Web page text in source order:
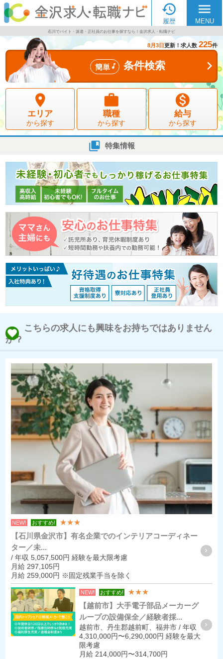

履歴
menu
MENU
石川でバイト・派遣・正社員のお仕事を探すなら！金沢求人・転職ナビ
8月3日更新！求人数 225件
簡単  条件検索 

エリア
から探す

職種
から探す

給与
から探す
 特集情報
こちらの求人にも興味をお持ちではありません
か？
NEW! おすすめ! ★★★
【石川県金沢市】有名企業でのインテリアコーディネー
ター／未...
/ 年収 5,057,500円 経験を最大限考慮
月給 297,105円
月給 259,000円 ※固定残業手当を除く
NEW! おすすめ! ★★★
【越前市】大手電子部品メーカーグ
ループの設備保全／経験者採...
越前市、丹生郡越前町、福井市 / 年収
4,310,000円〜6,290,000円 経験を最大
限考慮
月給 214,000円〜314,700円